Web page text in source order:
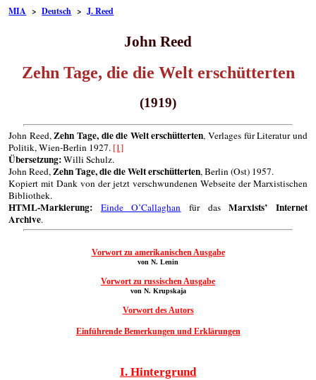
MIA >Deutsch >J. Reed
John Reed
Zehn Tage, die die Welt erschütterten
(1919)
John Reed,Zehn Tage, die die Welt erschütterten, Verlages für Literatur und
Politik, Wien-Berlin 1927. [1]
Übersetzung:Willi Schulz.
John Reed,Zehn Tage, die die Welt erschütterten, Berlin (Ost) 1957.
Kopiert mit Dank von der jetzt verschwundenen Webseite der Marxistischen
Bibliothek.
HTML-Markierung: Einde O’Callaghan für dasMarxists’ Internet
Archive.
Vorwort zu amerikanischen Ausgabe
von N. Lenin
Vorwort zu russischen Ausgabe
von N. Krupskaja
Vorwort des Autors
Einführende Bemerkungen und Erklärungen
I. Hintergrund